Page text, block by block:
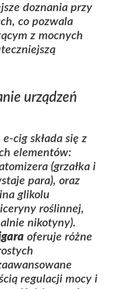
doznania przy
co pozwala
z mocnych
urządzeń
składa się z
elementów:
(grzałka i
para), oraz
glikolu
roślinnej,
nikotyny).
oferuje różne
regulacji mocy i